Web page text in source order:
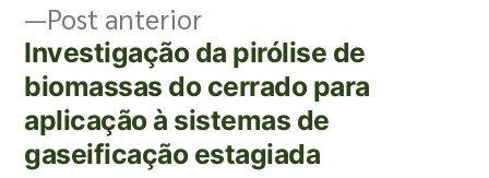
Post anterior
Investigação da pirólise de
biomassas do cerrado para
aplicação à sistemas de
gaseificação estagiada